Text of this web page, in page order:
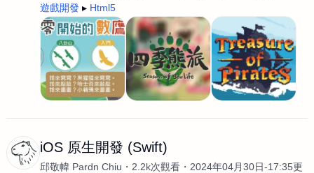
遊戲開發
Html5
iOS 原生開發 (Swift)
邱敬幃 Pardn Chiu 2.2k次觀看
2024年04月30日-17:35更